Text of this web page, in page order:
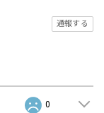
通報する
0